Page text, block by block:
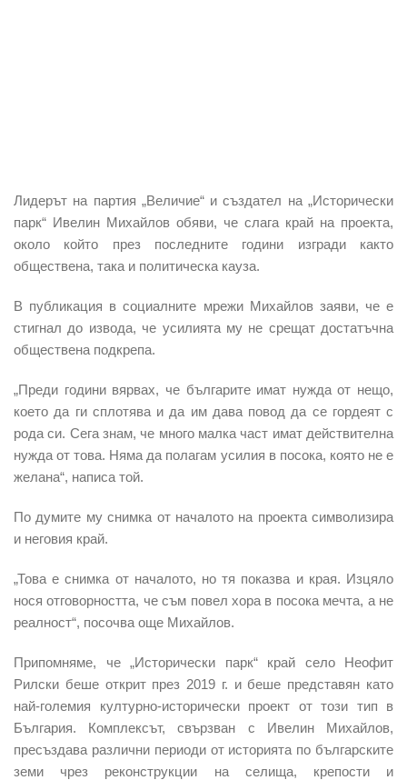
Лидерът на партия „Величие“и създател на „Исторически
парк“ Ивелин Михайлов обяви, че слага край на проекта,
около който през последните години изгради както
обществена, така и политическа кауза.
В публикация в социалните мрежи Михайлов заяви, че е
стигнал до извода, че усилията му не срещат достатъчна
обществена подкрепа.
„Преди години вярвах, че българите имат нужда от нещо,
което да ги сплотява и да им дава повод да се гордеят с
рода си. Сега знам, че много малка част имат действителна
нужда от това. Няма да полагам усилия в посока, която не е
желана“, написа той.
По думите му снимка от началото на проекта символизира
и неговия край.
„Това е снимка от началото, но тя показва и края. Изцяло
нося отговорността, че съм повел хора в посока мечта, а не
реалност“, посочва още Михайлов.
Припомняме, че „Исторически парк“ край село Неофит
Рилски беше открит през 2019 г. и беше представян като
най-големия културно-исторически проект от този тип в
България. Комплексът, свързван с Ивелин Михайлов,
пресъздава различни периоди от историята по българските
земи чрез реконструкции на селища, крепости и